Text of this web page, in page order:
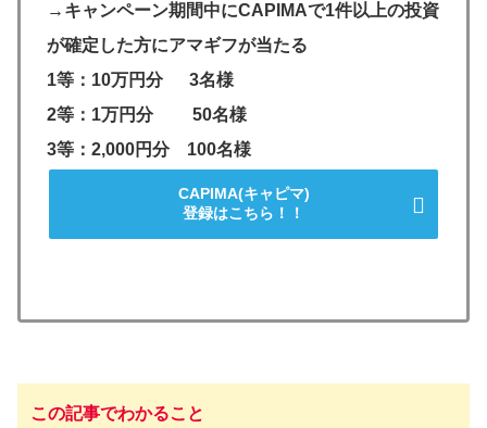
→キャンペーン期間中にCAPIMAで1件以上の投資
が確定した方にアマギフが当たる
1等：10万円分 3名様
2等：1万円分 50名様
3等：2,000円分 100名様
CAPIMA(キャピマ)
登録はこちら！！
この記事でわかること